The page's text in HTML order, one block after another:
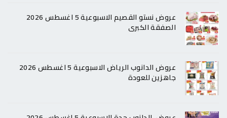
عروض نستو القصيم الاسبوعية 5 اغسطس 2026
الصفقة الكبرى
عروض الدانوب الرياض الاسبوعية 5 اغسطس 2026
جاهزين للعودة